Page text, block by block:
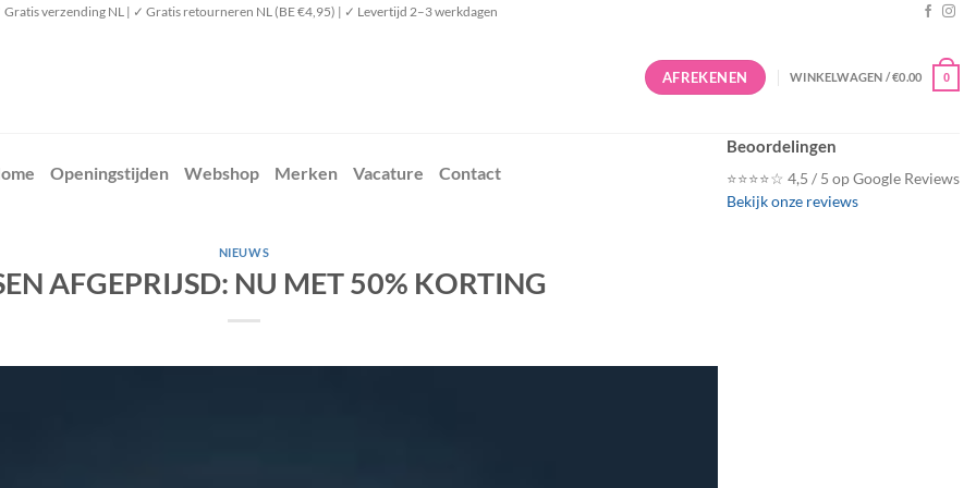
Gratis verzending NL | ✓ Gratis retourneren NL (BE €4,95) | ✓ Levertijd 2–3 werkdagen
AFREKENEN WINKELWAGEN /€0.00 0
Openingstijden Webshop Merken Vacature Contact
Beoordelingen
⭐⭐⭐⭐☆ 4,5 / 5 op Google Reviews
Bekijk onze reviews
NIEUWS
AFGEPRIJSD: NU MET 50% KORTING